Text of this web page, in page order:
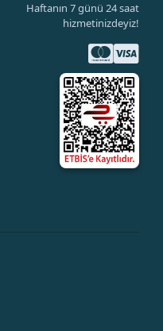
Haftanın 7 günü 24 saat
hizmetinizdeyiz!